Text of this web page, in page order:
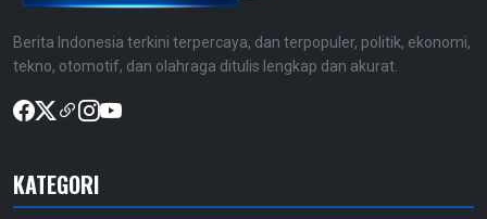
Berita Indonesia terkini terpercaya, dan terpopuler, politik, ekonomi,
tekno, otomotif, dan olahraga ditulis lengkap dan akurat.
KATEGORI